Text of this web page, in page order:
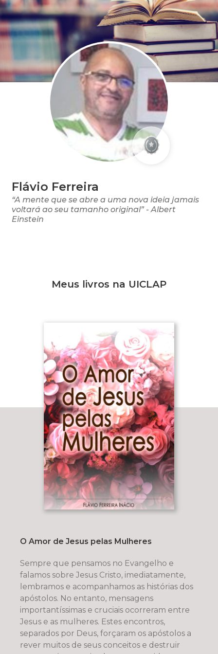
Flávio Ferreira
“A mente que se abre a uma nova ideia jamais
voltará ao seu tamanho original” - Albert
Einstein
Meus livros na UICLAP
O Amor de Jesus pelas Mulheres
Sempre que pensamos no Evangelho e
falamos sobre Jesus Cristo, imediatamente,
lembramos e acompanhamos as histórias dos
apóstolos. No entanto, mensagens
importantíssimas e cruciais ocorreram entre
Jesus e as mulheres. Estes encontros,
separados por Deus, forçaram os apóstolos a
rever muitos de seus conceitos e destruir